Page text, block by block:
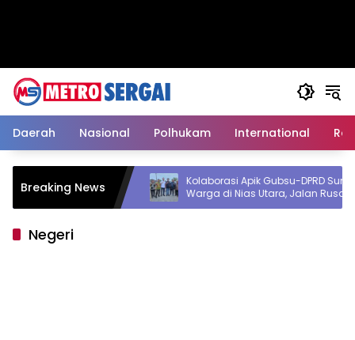
Daerah Nasional Polhukam International
Breaking News
2
Kolaborasi Apik Gubsu-DPRD Sumut-
Warga di Nias Utara, Jalan Rusak
Puluhan Tahun Akhirnya Diperbaiki
Negeri